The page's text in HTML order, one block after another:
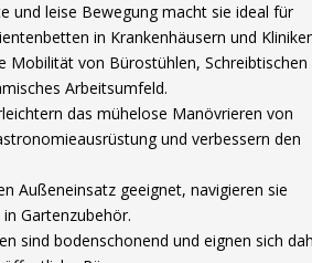
und leise Bewegung macht sie ideal für
in Krankenhäusern und
Mobilität von Bürostühlen, Schreibtischen
Arbeitsumfeld.
das mühelose Manövrieren von
und verbessern den
Außeneinsatz geeignet, navigieren sie
Gartenzubehör.
sind bodenschonend und eignen sich